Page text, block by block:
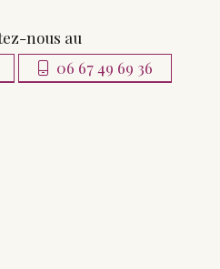
nous au
06 67 49 69 36